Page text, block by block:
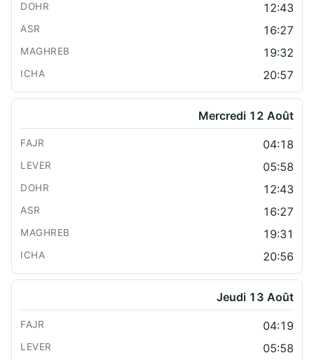
12:43
16:27
19:32
20:57
Mercredi 12 Août
04:18
05:58
12:43
16:27
19:31
20:56
Jeudi 13 Août
04:19
05:58